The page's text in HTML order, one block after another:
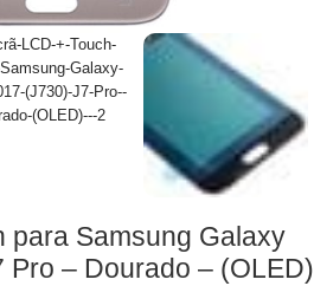
para Samsung Galaxy
– Dourado – (OLED)